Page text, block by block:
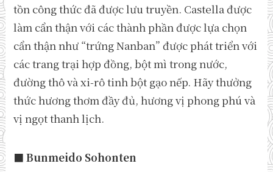
tồn công thức đã được lưu truyền. Castella được
làm cẩn thận với các thành phần được lựa chọn
cẩn thận như “trứng Nanban” được phát triển với
các trang trại hợp đồng, bột mì trong nước,
đường thô và xi-rô tinh bột gạo nếp. Hãy thưởng
thức hương thơm đầy đủ, hương vị phong phú và
vị ngọt thanh lịch.
■ Bunmeido Sohonten